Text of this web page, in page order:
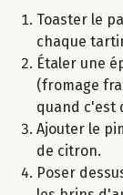
Toaster le
chaque
Étaler une
(fromage
quand c'est
Ajouter le
de citron.
Poser